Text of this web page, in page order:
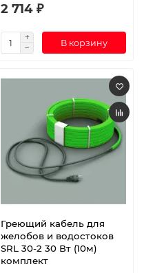
2 714 ₽
В корзину
Греющий кабель для
желобов и водостоков
SRL 30-2 30 Вт (10м)
комплект